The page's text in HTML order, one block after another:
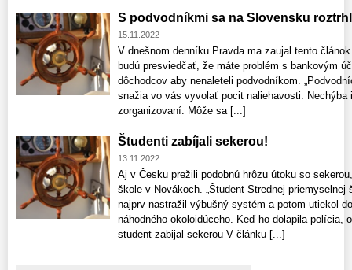
S podvodníkmi sa na Slovensku
15.11.2022
V dnešnom denníku Pravda ma zaujal tento
budú presviedčať, že máte problém s bankovým
dôchodcov aby nenaleteli podvodníkom.
snažia vo vás vyvolať pocit naliehavosti.
zorganizovaní. Môže sa [...]
Študenti zabíjali sekerou!
13.11.2022
Aj v Česku prežili podobnú hrôzu útoku so
škole v Novákoch. „Študent Strednej
najprv nastražil výbušný systém a potom utiekol
náhodného okoloidúceho. Keď ho dolapila polícia,
student-zabijal-sekerou V článku [...]